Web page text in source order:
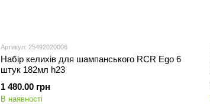
Артикул: 25492020006
Набір келихів для шампанського RCR Ego 6
штук 182мл h23
1 480.00 грн
В наявності